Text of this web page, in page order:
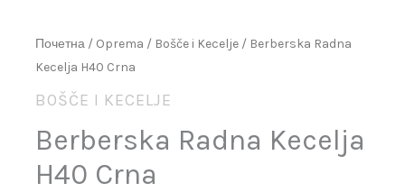
Почетна / Oprema / Bošče i Kecelje / Berberska Radna
Kecelja H40 Crna
BOŠČE I KECELJE
Berberska Radna Kecelja
H40 Crna